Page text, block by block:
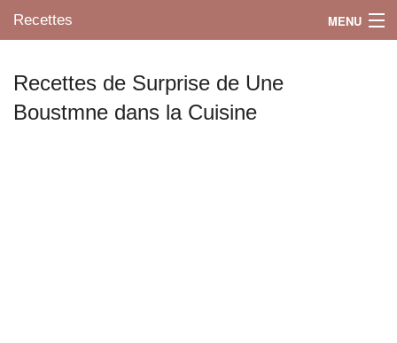
Recettes MENU
Mes blogs préférés
Recettes de Surprise de Une
Boustmne dans la Cuisine